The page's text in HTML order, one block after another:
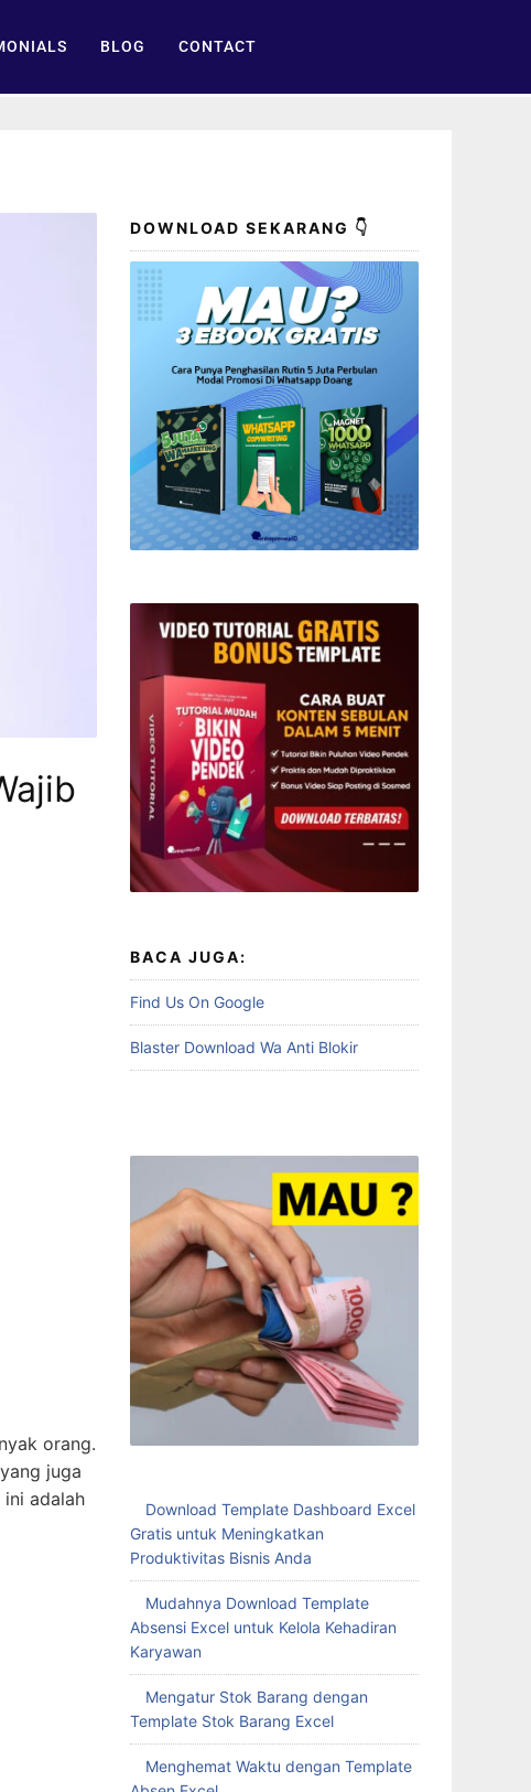
BLOG CONTACT
orang.
juga
adalah
DOWNLOAD SEKARANG 👇
BACA JUGA:
Find Us On Google
Blaster Download Wa Anti Blokir
Download Template Dashboard Excel
Gratis untuk Meningkatkan
Produktivitas Bisnis Anda
Mudahnya Download Template
Absensi Excel untuk Kelola Kehadiran
Karyawan
Mengatur Stok Barang dengan
Template Stok Barang Excel
Menghemat Waktu dengan Template